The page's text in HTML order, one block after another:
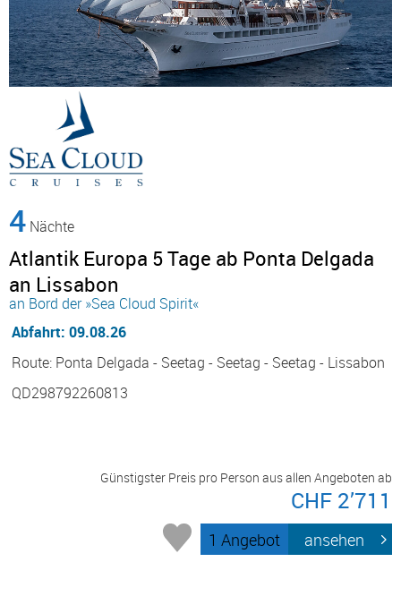
4 Nächte
Atlantik Europa 5 Tage ab Ponta Delgada
an Lissabon
an Bord der »Sea Cloud Spirit«
Abfahrt: 09.08.26
Route: Ponta Delgada - Seetag - Seetag - Seetag - Lissabon
QD298792260813
Günstigster Preis pro Person aus allen Angeboten ab
CHF 2’711
1 Angebot ansehen